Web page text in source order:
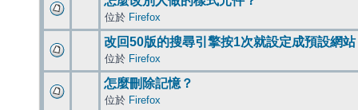
位於 Firefox
改回50版的搜尋引擎按1次就設定成預設網站
位於 Firefox
怎麼刪除記憶？
位於 Firefox